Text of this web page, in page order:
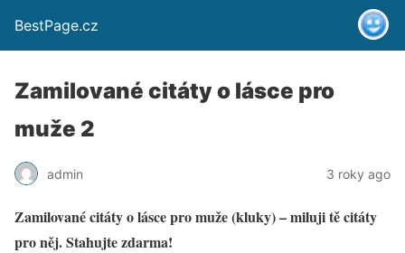
BestPage.cz
Zamilované citáty o lásce pro
muže 2
admin 3 roky ago
Zamilované citáty o lásce pro muže (kluky) – miluji tě citáty
pro něj. Stahujte zdarma!